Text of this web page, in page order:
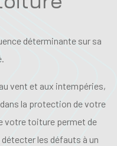
déterminante sur sa
vent et aux intempéries,
la protection de votre
votre toiture permet de
les défauts à un